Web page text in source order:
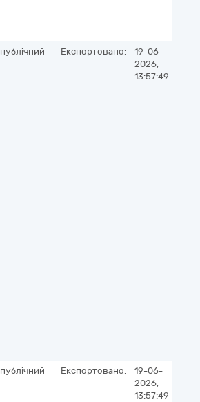
публічний Експортовано:
19-06-
2026,
13:57:49
публічний Експортовано:
19-06-
2026,
13:57:49